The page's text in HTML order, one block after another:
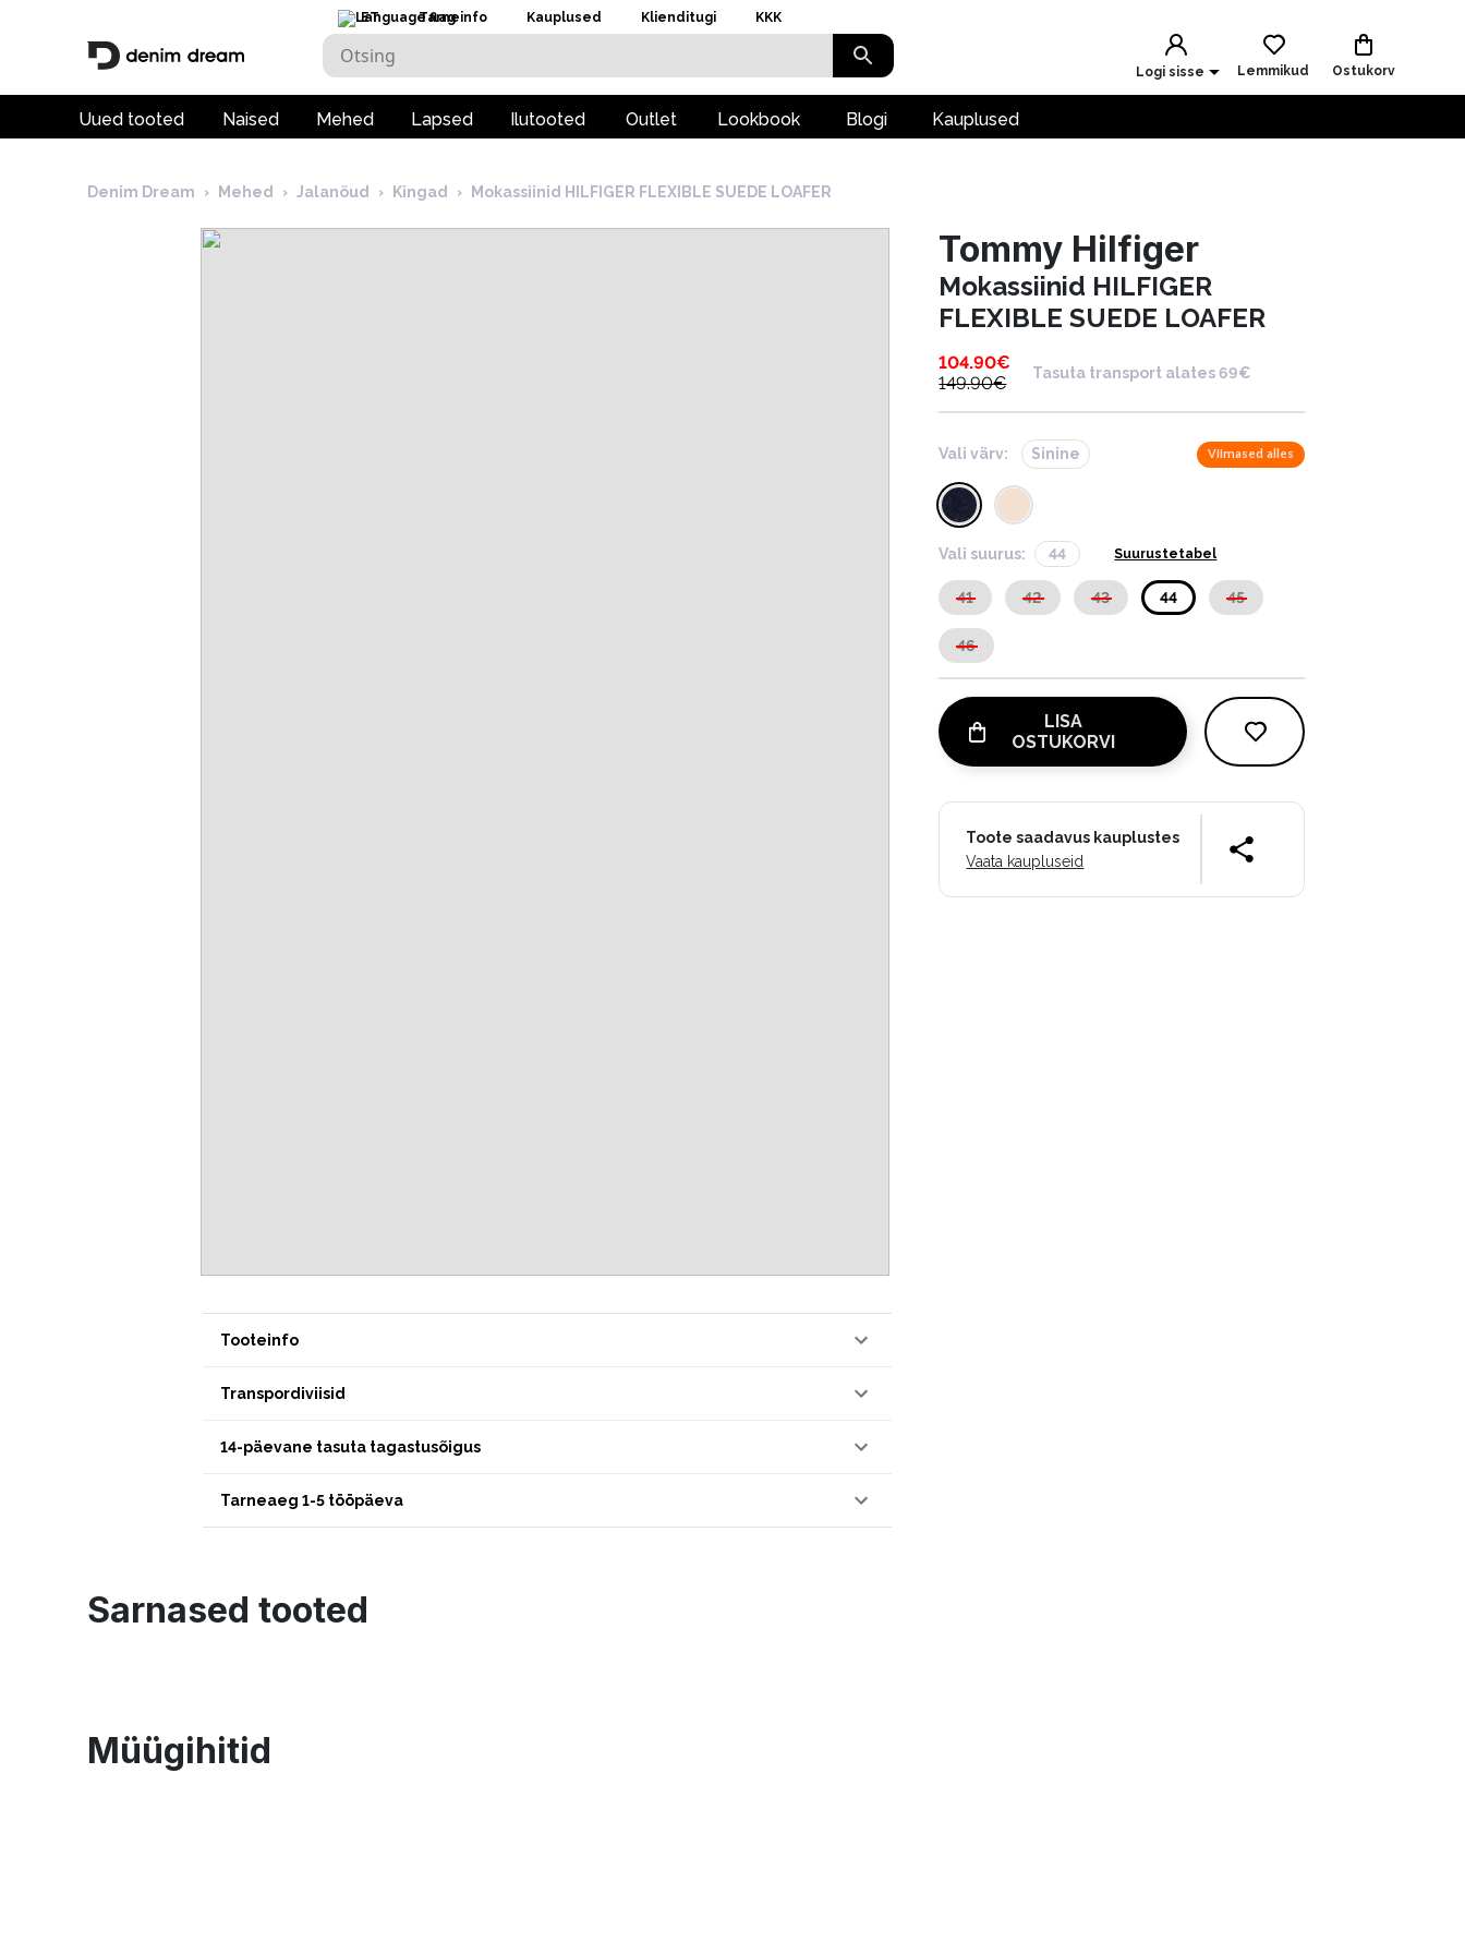
ET Tarneinfo Kauplused Klienditugi KKK
Logi sisse Lemmikud Ostukorv
Uued tooted Naised Mehed Lapsed Ilutooted Outlet Lookbook Blogi Kauplused
Denim Dream › Mehed › Jalanõud › Kingad › Mokassiinid HILFIGER FLEXIBLE SUEDE LOAFER
Tooteinfo
Transpordiviisid
14-päevane tasuta tagastusõigus
Tarneaeg 1-5 tööpäeva
Tommy Hilfiger
Mokassiinid HILFIGER
FLEXIBLE SUEDE LOAFER
104.90€
149.90€
Tasuta transport alates 69€
Vali värv: Sinine Viimased alles
Vali suurus: 44 Suurustetabel
41 42 43 44 45
46
LISA
OSTUKORVI
Toote saadavus kauplustes
Vaata kaupluseid
Sarnased tooted
Müügihitid